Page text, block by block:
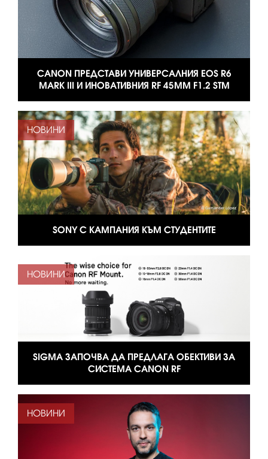
CANON ПРЕДСТАВИ УНИВЕРСАЛНИЯ EOS R6
MARK III И ИНОВАТИВНИЯ RF 45MM F1.2 STM
SONY С КАМПАНИЯ КЪМ СТУДЕНТИТЕ
НОВИНИ
SIGMA ЗАПОЧВА ДА ПРЕДЛАГА ОБЕКТИВИ ЗА
СИСТЕМА CANON RF
НОВИНИ
НОВИНИ